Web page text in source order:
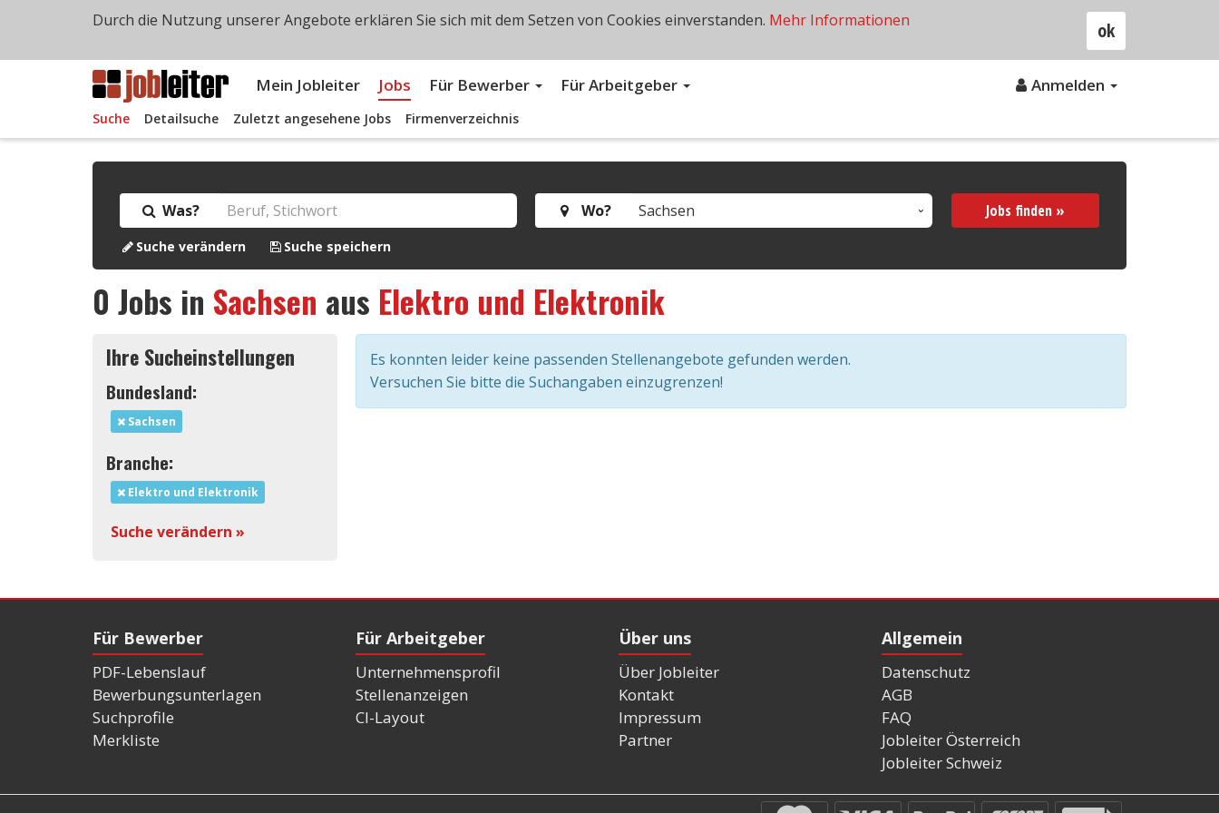
Mein Jobleiter Jobs Für Bewerber Für Arbeitgeber Anmelden
Suche Detailsuche Zuletzt angesehene Jobs Firmenverzeichnis
Was? Wo? Jobs finden »
Suche verändern Suche speichern
0 Jobs in Sachsen aus Elektro und Elektronik
Ihre Sucheinstellungen
Bundesland:
Sachsen
Branche:
Elektro und Elektronik
Suche verändern »
Es konnten leider keine passenden Stellenangebote gefunden werden.
Versuchen Sie bitte die Suchangaben einzugrenzen!
Für Bewerber
PDF-Lebenslauf
Bewerbungsunterlagen
Suchprofile
Merkliste
Für Arbeitgeber
Unternehmensprofil
Stellenanzeigen
CI-Layout
Über uns
Über Jobleiter
Kontakt
Impressum
Partner
Allgemein
Datenschutz
AGB
FAQ
Jobleiter Österreich
Jobleiter Schweiz
ok
Durch die Nutzung unserer Angebote erklären Sie sich mit dem Setzen von Cookies einverstanden. Mehr Informationen